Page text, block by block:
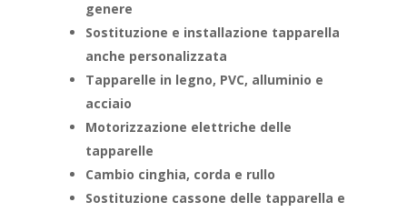
genere
Sostituzione e installazione tapparella
anche personalizzata
Tapparelle in legno, PVC, alluminio e
acciaio
Motorizzazione elettriche delle
tapparelle
Cambio cinghia, corda e rullo
Sostituzione cassone delle tapparella e